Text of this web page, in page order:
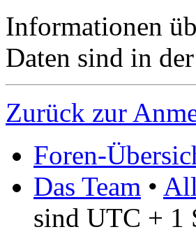
Informationen
Daten sind in
Zurück zur
Foren-
Das Team •
sind UTC + 1